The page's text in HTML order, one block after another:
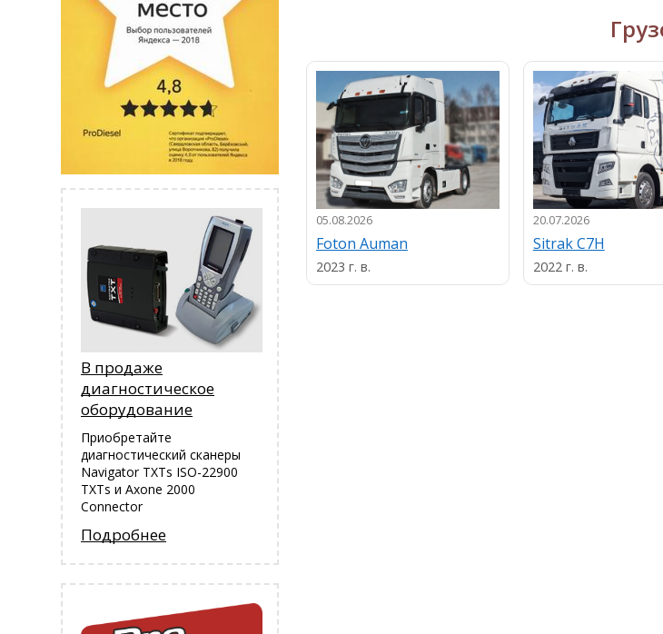
В продаже
диагностическое
оборудование
Приобретайте
диагностический сканеры
Navigator TXTs ISO-22900
TXTs и Аxone 2000
Connector
Подробнее
05.08.2026
Foton Auman
2023 г. в.
20.07.2026
Sitrak C7H
2022 г. в.